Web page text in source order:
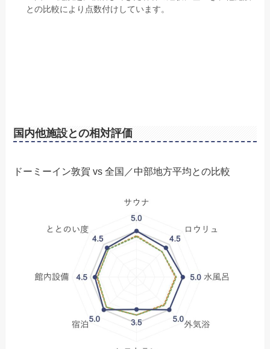
との比較により点数付けしています。
国内他施設との相対評価
ドーミーイン敦賀 vs 全国／中部地方平均との比較